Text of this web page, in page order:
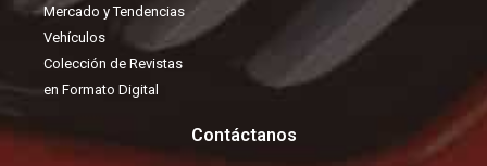
Mercado y Tendencias
Vehículos
Colección de Revistas
en Formato Digital
Contáctanos